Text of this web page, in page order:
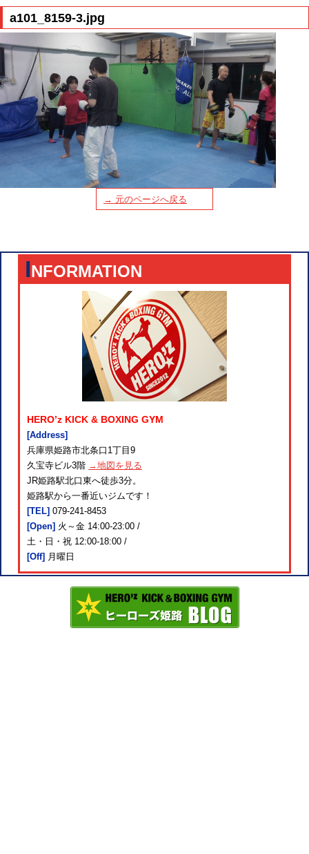
a101_8159-3.jpg
→ 元のページへ戻る
INFORMATION
HERO’z KICK & BOXING GYM
[Address]
兵庫県姫路市北条口1丁目9
久宝寺ビル3階 →地図を見る
JR姫路駅北口東へ徒歩3分。
姫路駅から一番近いジムです！
[TEL] 079-241-8453
[Open] 火～金 14:00-23:00 /
土・日・祝 12:00-18:00 /
[Off] 月曜日